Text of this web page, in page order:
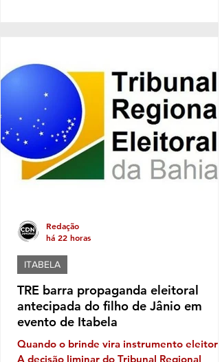
municipal tanto nos anos iniciais quanto
anos finais do Ensino Fundamental, em
comparação com os resultados de 2023.
anos iniciais, a média passou de 3,5, em
2023, para 4,5, em 2025. Já nos a
TRE barra propaganda eleitoral
antecipada do filho de Jânio em
evento de Itabela
Quando o brinde vira instrumento eleitoral
A decisão liminar do Tribunal Regional
ITABELA
Redação
há 22 horas